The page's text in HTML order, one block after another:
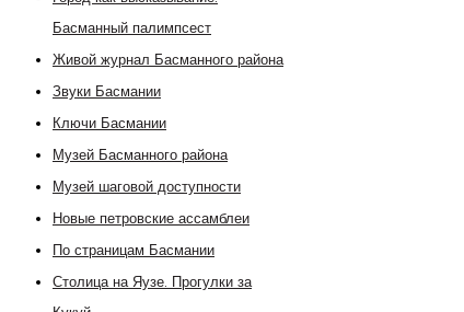
Басманный палимпсест
Живой журнал Басманного района
Звуки Басмании
Ключи Басмании
Музей Басманного района
Музей шаговой доступности
Новые петровские ассамблеи
По страницам Басмании
Столица на Яузе. Прогулки за